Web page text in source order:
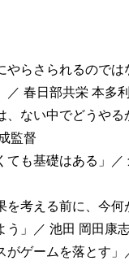
やらさられるので
／ 春日部共栄 本多
、ない中でどうや
監督
ても基礎はある」
を考える前に、今
う」／ 池田 岡田康
がゲームを落とす